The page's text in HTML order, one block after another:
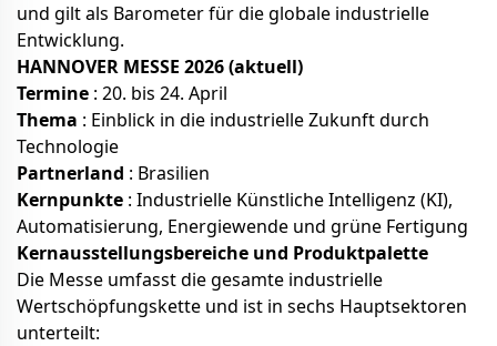
und gilt als Barometer für die globale industrielle
Entwicklung.
HANNOVER MESSE 2026 (aktuell)
Termine : 20. bis 24. April
Thema : Einblick in die industrielle Zukunft durch
Technologie
Partnerland : Brasilien
Kernpunkte : Industrielle Künstliche Intelligenz (KI),
Automatisierung, Energiewende und grüne Fertigung
Kernausstellungsbereiche und Produktpalette
Die Messe umfasst die gesamte industrielle
Wertschöpfungskette und ist in sechs Hauptsektoren
unterteilt: